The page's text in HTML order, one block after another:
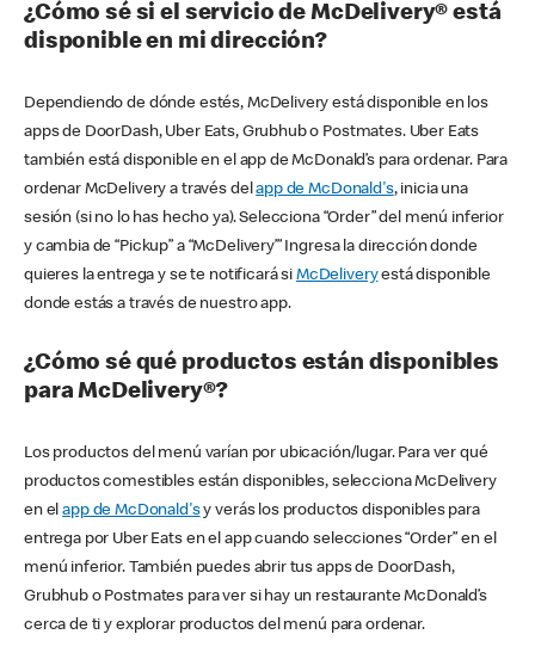
¿Cómo sé si el servicio de McDelivery® está
disponible en mi dirección?
Dependiendo de dónde estés, McDelivery está disponible en los
apps de DoorDash, Uber Eats, Grubhub o Postmates. Uber Eats
también está disponible en el app de McDonald’s para ordenar. Para
ordenar McDelivery a través delapp de McDonald's, inicia una
sesión (si no lo has hecho ya). Selecciona “Order” del menú inferior
y cambia de “Pickup” a “McDelivery’” Ingresa la dirección donde
quieres la entrega y se te notificará si McDeliveryestá disponible
donde estás a través de nuestro app.
¿Cómo sé qué productos están disponibles
para McDelivery®?
Los productos del menú varían por ubicación/lugar. Para ver qué
productos comestibles están disponibles, selecciona McDelivery
en elapp de McDonald'sy verás los productos disponibles para
entrega por Uber Eats en el app cuando selecciones “Order” en el
menú inferior. También puedes abrir tus apps de DoorDash,
Grubhub o Postmates para ver si hay un restaurante McDonald’s
cerca de ti y explorar productos del menú para ordenar.